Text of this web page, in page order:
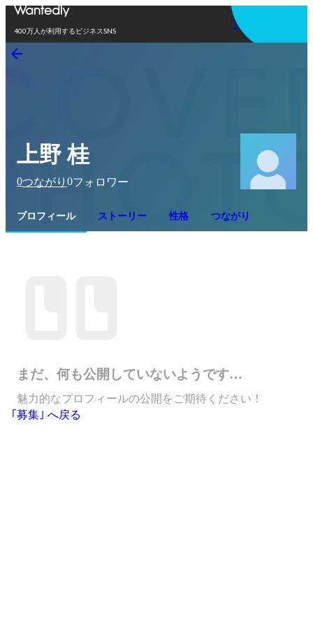
400万人が利用するビジネスSNS
アプリを使う
上野 桂
0つながり 0フォロワー
プロフィール ストーリー 性格 つながり
まだ、何も公開していないようです…
魅力的なプロフィールの公開をご期待ください！
｢募集｣ へ戻る